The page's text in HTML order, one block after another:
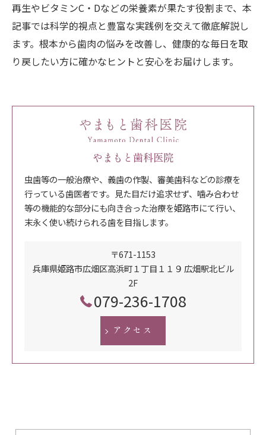
再生やビタミンC・Dなどの栄養素が果たす役割まで、本
記事では科学的視点と豊富な実践例を交えて徹底解説し
ます。根本から歯肉の悩みを改善し、健康的な毎日を取
り戻したい方に確かなヒントと安心をお届けします。
やまもと歯科医院
虫歯等の一般治療や、義歯の作製、審美歯科などの診療を
行っている歯医者です。見た目だけ追求せず、噛み合わせ
等の機能的な部分にも向き合った治療を姫路市にて行い、
末永く使い続けられる歯を目指します。
〒671-1153
兵庫県姫路市広畑区高浜町１丁目１１９ 広畑駅北ビル
2F
079-236-1708
アクセス